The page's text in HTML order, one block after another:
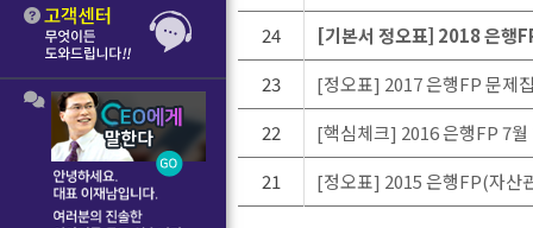
24
[기본서 정오표] 2018 은행
23
[정오표] 2017 은행FP 문제
22
[핵심체크] 2016 은행FP 7월
21
[정오표] 2015 은행FP(자산